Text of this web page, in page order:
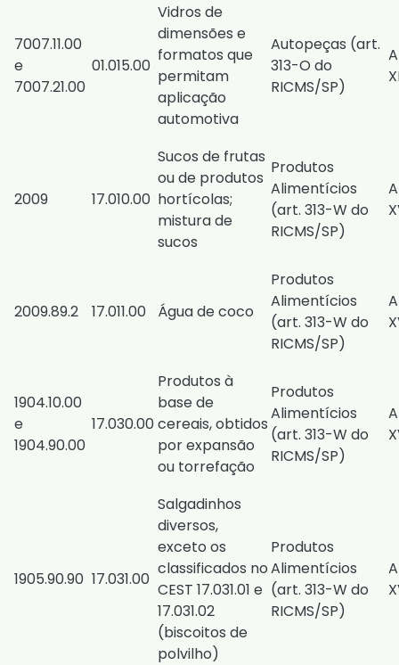
7007.11.00
e
7007.21.00
01.015.00
Vidros de
dimensões e
formatos que
permitam
aplicação
automotiva
Autopeças (art.
313-O do
RICMS/SP)
2009 17.010.00
Sucos de frutas
ou de produtos
hortícolas;
mistura de
sucos
Produtos
Alimentícios
(art. 313-W do
RICMS/SP)
​2009.89.2 ​17.0​11.00 Água de coco
Produtos
Alimentícios
(art. 313-W do
RICMS/SP)
1904.10.00
e
1904.90.00
17.030.00
Produtos à
base de
cereais, obtidos
por expansão
ou torrefação
Produtos
Alimentícios
(art. 313-W do
RICMS/SP)
​1905.90.90 ​17.031.00
Salgadinhos
diversos,
exceto os
classificados no
CEST 17.031.01 e
17.031.02
(biscoitos de
polvilho)
Produtos
Alimentícios
(art. 313-W do
RICMS/SP)